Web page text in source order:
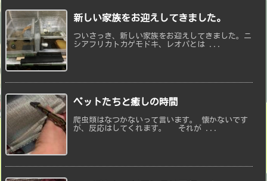
新しい家族をお迎えしてきました。
ついさっき、新しい家族をお迎えしてきました。ニ
シアフリカトカゲモドキ、レオパとは ...
ペットたちと癒しの時間
爬虫類はなつかないって言います。 懐かないです
が、反応はしてくれます。 それが ...